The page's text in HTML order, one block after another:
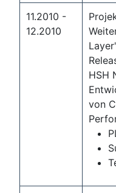
11.2010 -
12.2010
HSH
von